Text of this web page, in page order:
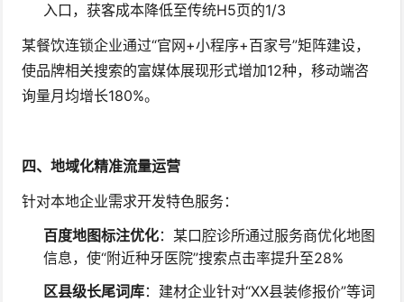
入口，获客成本降低至传统H5页的1/3
某餐饮连锁企业通过“官网+小程序+百家号”矩阵建设，
使品牌相关搜索的富媒体展现形式增加12种，移动端咨
询量月均增长180%。
四、地域化精准流量运营
针对本地企业需求开发特色服务：
百度地图标注优化：某口腔诊所通过服务商优化地图
信息，使“附近种牙医院”搜索点击率提升至28%
区县级长尾词库：建材企业针对“XX县装修报价”等词